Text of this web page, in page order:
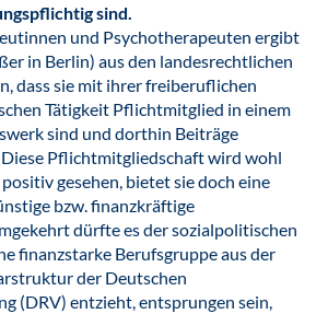
sind.
und Psychotherapeuten ergibt
in Berlin) aus den landesrechtlichen
dass sie mit ihrer freiberuflichen
Tätigkeit Pflichtmitglied in einem
sind und dorthin Beiträge
Pflichtmitgliedschaft wird wohl
gesehen, bietet sie doch eine
bzw. finanzkräftige
dürfte es der sozialpolitischen
finanzstarke Berufsgruppe aus der
der Deutschen
(DRV) entzieht, entsprungen sein,